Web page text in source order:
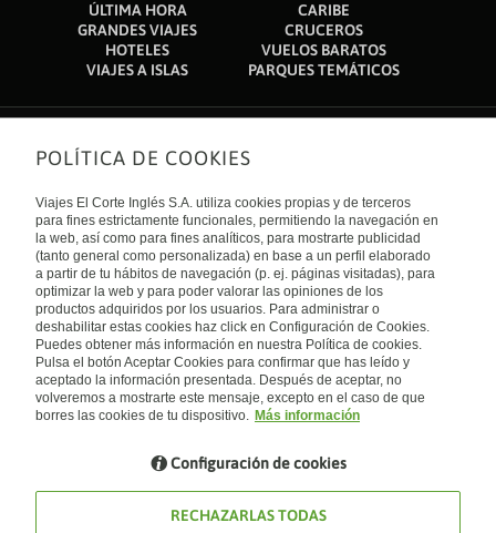
ÚLTIMA HORA
CARIBE
GRANDES VIAJES
CRUCEROS
HOTELES
VUELOS BARATOS
VIAJES A ISLAS
PARQUES TEMÁTICOS
Sobre nosotros
Quiénes somos
Financiación
Sostenibilidad
Turismo accesible
Tarjeta El Corte Inglés
Trabaja con nosotros
El Corte Inglés
Canal Ético
Enlaces de interés
Guías de viaje
Catálogos
Auto check-in
Condiciones Generales
Política de privacidad
Política de cookies
Accesibilidad
Empresas/ Grupos
Internacional
España
Visita nuestro blog
Blog de Viajes el Corte inglés
POLÍTICA DE COOKIES
Viajes El Corte Inglés S.A. utiliza cookies propias y de terceros
para fines estrictamente funcionales, permitiendo la navegación en
la web, así como para fines analíticos, para mostrarte publicidad
(tanto general como personalizada) en base a un perfil elaborado
a partir de tu hábitos de navegación (p. ej. páginas visitadas), para
optimizar la web y para poder valorar las opiniones de los
productos adquiridos por los usuarios. Para administrar o
deshabilitar estas cookies haz click en Configuración de Cookies.
Puedes obtener más información en nuestra Política de cookies.
Pulsa el botón Aceptar Cookies para confirmar que has leído y
aceptado la información presentada. Después de aceptar, no
volveremos a mostrarte este mensaje, excepto en el caso de que
borres las cookies de tu dispositivo. Más información
Configuración de cookies
RECHAZARLAS TODAS